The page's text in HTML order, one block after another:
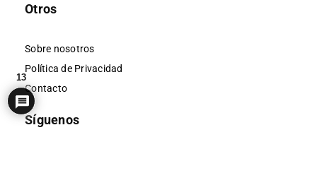
Otros
Sobre nosotros
Política de Privacidad
Contacto
Síguenos
13